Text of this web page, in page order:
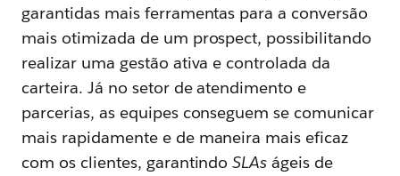
garantidas mais ferramentas para a conversão
mais otimizada de um prospect, possibilitando
realizar uma gestão ativa e controlada da
carteira. Já no setor de atendimento e
parcerias, as equipes conseguem se comunicar
mais rapidamente e de maneira mais eficaz
com os clientes, garantindoSLAs ágeis de